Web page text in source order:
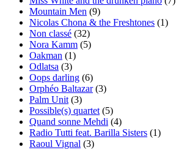
Mountain Men (9)
Nicolas Chona & the Freshtones (1)
Non classé (32)
Nora Kamm (5)
Oakman (1)
Odlatsa (3)
Oops darling (6)
Orphéo Baltazar(3)
Palm Unit (3)
Possible(s) quartet (5)
Quand sonne Mehdi (4)
Radio Tutti feat. Barilla Sisters (1)
Raoul Vignal (3)